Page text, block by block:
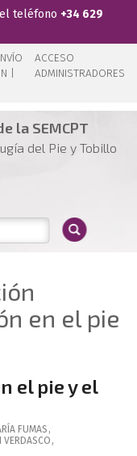
teléfono +34 629
|
ACCESO
ADMINISTRADORES
la SEMCPT
del Pie y Tobillo
en el pie
el pie y el
FUMAS ,
VERDASCO ,